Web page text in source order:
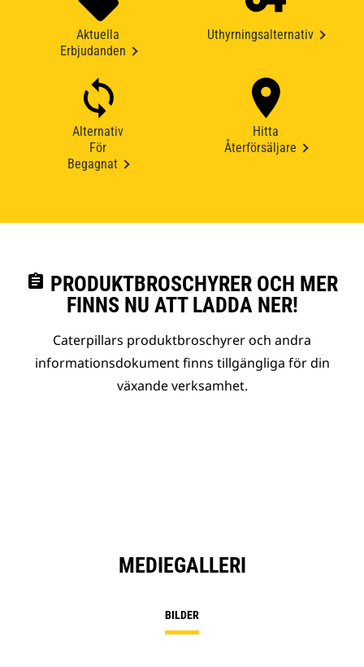
Aktuella
Erbjudanden
Uthyrningsalternativ
Alternativ
För
Begagnat
Hitta
Återförsäljare
assignment PRODUKTBROSCHYRER OCH MER
FINNS NU ATT LADDA NER!
Caterpillars produktbroschyrer och andra
informationsdokument finns tillgängliga för din
växande verksamhet.
MEDIEGALLERI
BILDER